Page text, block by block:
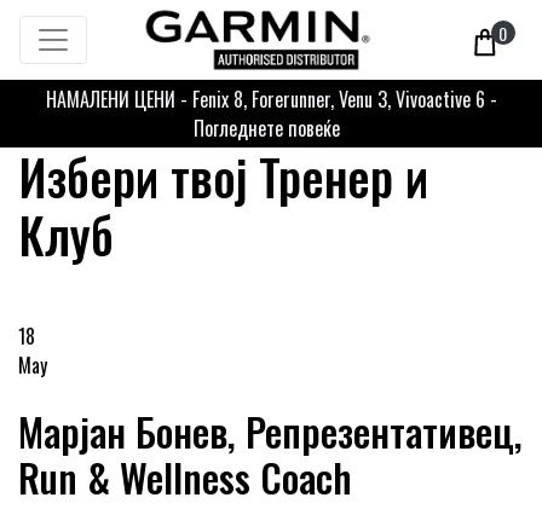
0
НАМАЛЕНИ ЦЕНИ - Fenix 8, Forerunner, Venu 3, Vivoactive 6 -
Погледнете повеќе
Избери твој Тренер и
Клуб
18
May
Марјан Бонев, Репрезентативец,
Run & Wellness Coach